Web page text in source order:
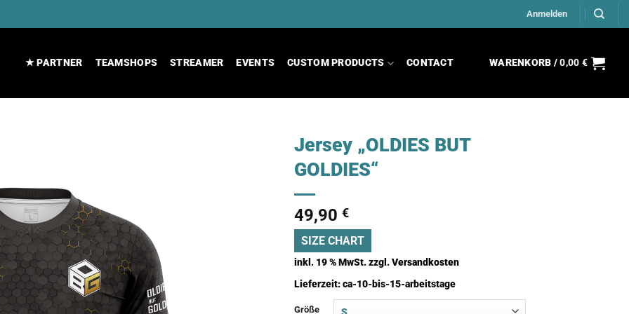
Anmelden
★ PARTNER TEAMSHOPS STREAMER EVENTS CUSTOM PRODUCTS CONTACT WARENKORB /0,00 €
Jersey „OLDIES BUT
GOLDIES“
49,90 €
SIZE CHART
inkl. 19 % MwSt.zzgl.Versandkosten
Lieferzeit:ca-10-bis-15-arbeitstage
Größe